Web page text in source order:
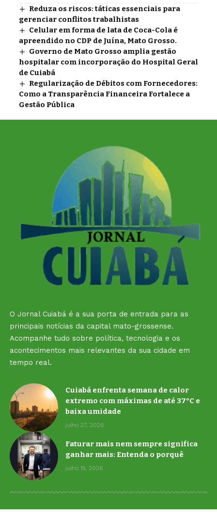
Reduza os riscos: táticas essenciais para
gerenciar conflitos trabalhistas
Celular em forma de lata de Coca-Cola é
apreendido no CDP de Juína, Mato Grosso.
Governo de Mato Grosso amplia gestão
hospitalar com incorporação do Hospital Geral
de Cuiabá
Regularização de Débitos com Fornecedores:
Como a Transparência Financeira Fortalece a
Gestão Pública
O Jornal Cuiabá é a sua porta de entrada para as
principais notícias da capital mato-grossense.
Acompanhe tudo sobre política, tecnologia e os
acontecimentos mais relevantes da sua cidade em
tempo real.
Cuiabá enfrenta semana de calor
extremo com máximas de até 37°C e
baixa umidade
julho 27, 2026
Faturar mais nem sempre significa
ganhar mais: Entenda o porquê
julho 15, 2026